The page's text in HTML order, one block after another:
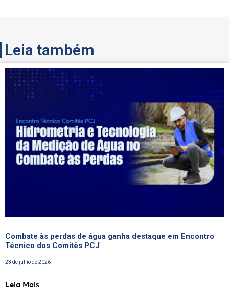
Leia também
Combate às perdas de água ganha destaque em Encontro
Técnico dos Comitês PCJ
23 de julho de 2026
Leia Mais